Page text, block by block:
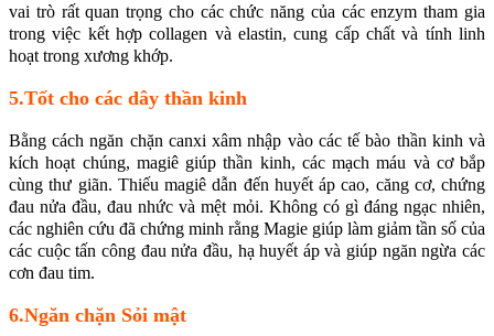
vai trò rất quan trọng cho các chức năng của các enzym tham gia
trong việc kết hợp collagen và elastin, cung cấp chất và tính linh
hoạt trong xương khớp.
5.Tốt cho các dây thần kinh
Bằng cách ngăn chặn canxi xâm nhập vào các tế bào thần kinh và
kích hoạt chúng, magiê giúp thần kinh, các mạch máu và cơ bắp
cùng thư giãn. Thiếu magiê dẫn đến huyết áp cao, căng cơ, chứng
đau nửa đầu, đau nhức và mệt mỏi. Không có gì đáng ngạc nhiên,
các nghiên cứu đã chứng minh rằng Magie giúp làm giảm tần số của
các cuộc tấn công đau nửa đầu, hạ huyết áp và giúp ngăn ngừa các
cơn đau tim.
6.Ngăn chặn Sỏi mật